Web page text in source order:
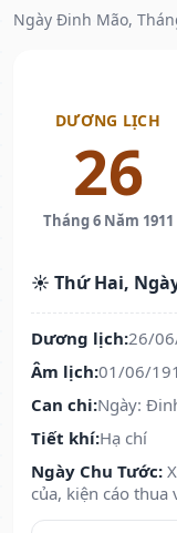
Ngày Đinh Mão,
DƯƠNG LỊCH
26
Tháng 6 Năm 1911
☀️ Thứ Hai,
Dương lịch:26/
Âm lịch:01/06/
Can chi:Ngày:
Tiết khí:Hạ chí
Ngày Chu Tước:
của, kiện cáo thua